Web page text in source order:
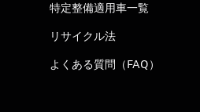
特定整備適用車一覧
リサイクル法
よくある質問（FAQ）